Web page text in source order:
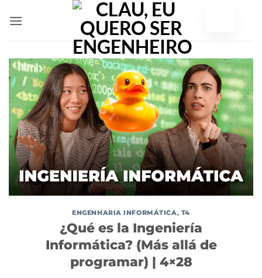
para
ENGENHARIA INFORMÁTICA, T4
¿Qué es la Ingeniería
Informática? (Más allá de
programar) | 4×28